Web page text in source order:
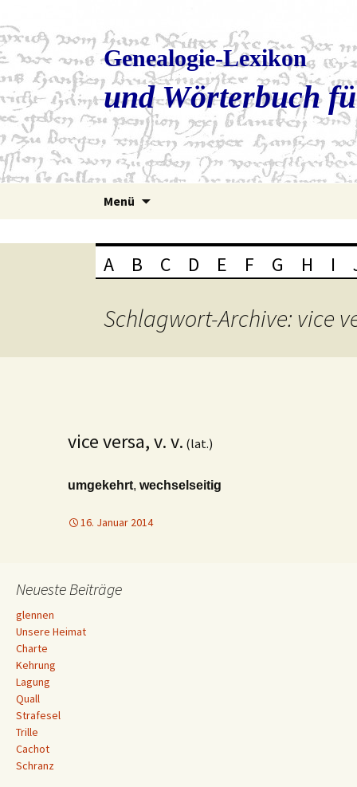
Genealogie-Lexikon
und Wörterbuch
Menü
A B C D E F G H I
Schlagwort-Archive: vice
vice versa, v. v. (lat.)
umgekehrt, wechselseitig
16. Januar 2014
Neueste Beiträge
glennen
Unsere Heimat
Charte
Kehrung
Lagung
Quall
Strafesel
Trille
Cachot
Schranz